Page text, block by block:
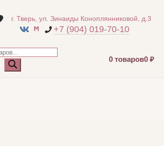
г. Тверь, ул. Зинаиды Коноплянниковой, д.3
+7 (904) 019‑70‑10
0 товаров0 ₽